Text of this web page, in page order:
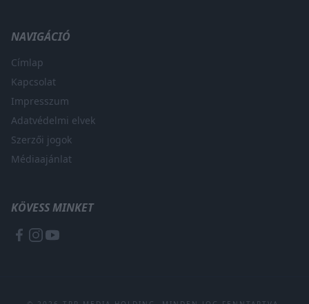
NAVIGÁCIÓ
Címlap
Kapcsolat
Impresszum
Adatvédelmi elvek
Szerzői jogok
Médiaajánlat
KÖVESS MINKET